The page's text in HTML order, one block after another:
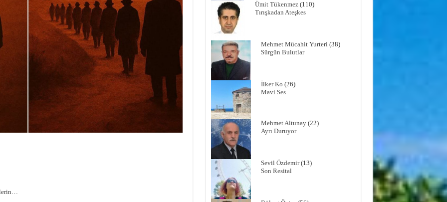
Ümit Tükenmez(110)
Tırışkadan Ateşkes
Mehmet Mücahit Yurteri(38)
Sürgün Bulutlar
İlker Ko (26)
Mavi Ses
Mehmet Altunay(22)
Ayrı Duruyor
Sevil Özdemir(13)
Son Resital